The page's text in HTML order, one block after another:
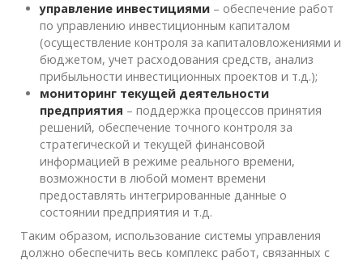
управление инвестициями – обеспечение работ
по управлению инвестиционным капиталом
(осуществление контроля за капиталовложениями и
бюджетом, учет расходования средств, анализ
прибыльности инвестиционных проектов и т.д.);
мониторинг текущей деятельности
предприятия – поддержка процессов принятия
решений, обеспечение точного контроля за
стратегической и текущей финансовой
информацией в режиме реального времени,
возможности в любой момент времени
предоставлять интегрированные данные о
состоянии предприятия и т.д.
Таким образом, использование системы управления
должно обеспечить весь комплекс работ, связанных с